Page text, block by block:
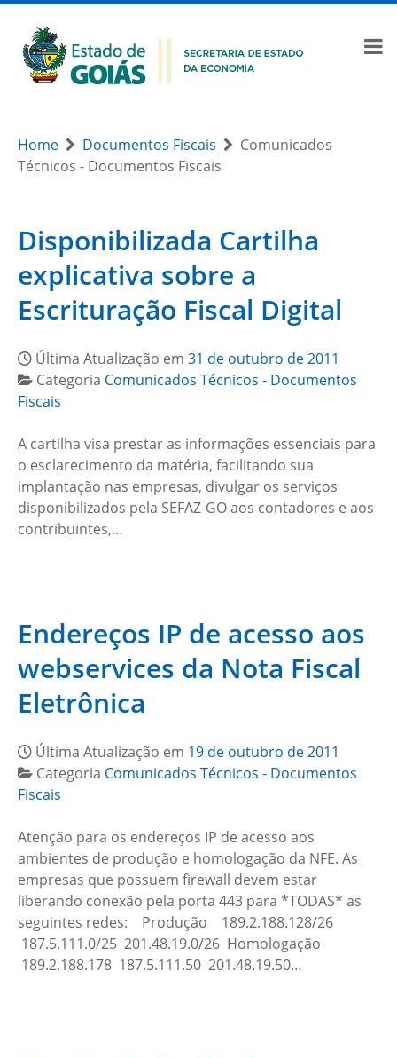
Home Documentos Fiscais
Comunicados
Técnicos - Documentos Fiscais
Disponibilizada Cartilha
explicativa sobre a
Escrituração Fiscal Digital
Última Atualização em 31 de outubro de 2011
Categoria Comunicados Técnicos - Documentos
Fiscais
A cartilha visa prestar as informações essenciais para
o esclarecimento da matéria, facilitando sua
implantação nas empresas, divulgar os serviços
disponibilizados pela SEFAZ-GO aos contadores e aos
contribuintes,…
Endereços IP de acesso aos
webservices da Nota Fiscal
Eletrônica
Última Atualização em 19 de outubro de 2011
Categoria Comunicados Técnicos - Documentos
Fiscais
Atenção para os endereços IP de acesso aos
ambientes de produção e homologação da NFE. As
empresas que possuem firewall devem estar
liberando conexão pela porta 443 para *TODAS* as
seguintes redes: Produção 189.2.188.128/26
187.5.111.0/25 201.48.19.0/26 Homologação
189.2.188.178 187.5.111.50 201.48.19.50…